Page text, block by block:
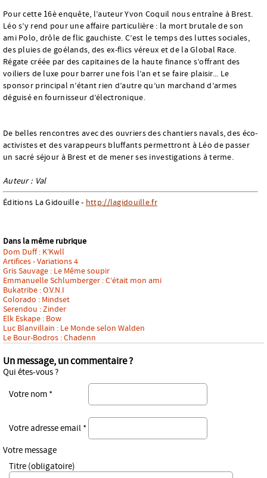
Pour cette 16è enquête, l’auteur Yvon Coquil nous entraîne à Brest.
Léo s’y rend pour une affaire particulière : la mort brutale de son
ami Polo, drôle de flic gauchiste. C’est le temps des luttes sociales,
des pluies de goélands, des ex-flics véreux et de la Global Race.
Régate créée par des capitaines de la haute finance s’offrant des
voiliers de luxe pour barrer une fois l’an et se faire plaisir... Le
sponsor principal n’étant rien d’autre qu’un marchand d’armes
déguisé en fournisseur d’électronique.
De belles rencontres avec des ouvriers des chantiers navals, des éco-
activistes et des varappeurs bluffants permettront à Léo de passer
un sacré séjour à Brest et de mener ses investigations à terme.
Auteur : Val
Éditions La Gidouille - http://lagidouille.fr
Dans la même rubrique
Dom Duff : K’Kwll
Artifices - Variations 4
Gris Sauvage : Le Même soupir
Emmanuelle Schlumberger : C’était mon ami
Bukatribe : O.V.N.I
Colorado : Mindset
Serendou : Zinder
Elk Eskape : Bow
Luc Blanvillain : Le Monde selon Walden
Le Bour-Bodros : Chadenn
Un message, un commentaire ?
Qui êtes-vous ?
Votre nom *
Votre adresse email *
Votre message
Titre (obligatoire)